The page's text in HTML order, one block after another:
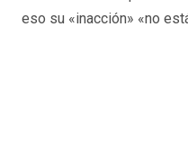
eso su «inacción» «no